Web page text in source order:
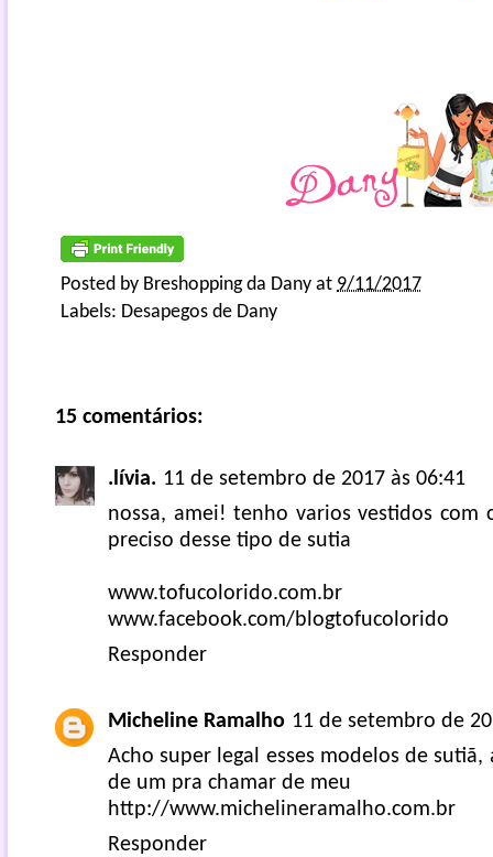
Posted by Breshopping da Dany at 9/11/2017
Labels: Desapegos de Dany
15 comentários:
.lívia. 11 de setembro de 2017 às 06:41
nossa, amei! tenho varios vestidos com
preciso desse tipo de sutia
www.tofucolorido.com.br
www.facebook.com/blogtofucolorido
Responder
Micheline Ramalho 11 de setembro de
Acho super legal esses modelos de sutiã,
de um pra chamar de meu
http://www.michelineramalho.com.br
Responder